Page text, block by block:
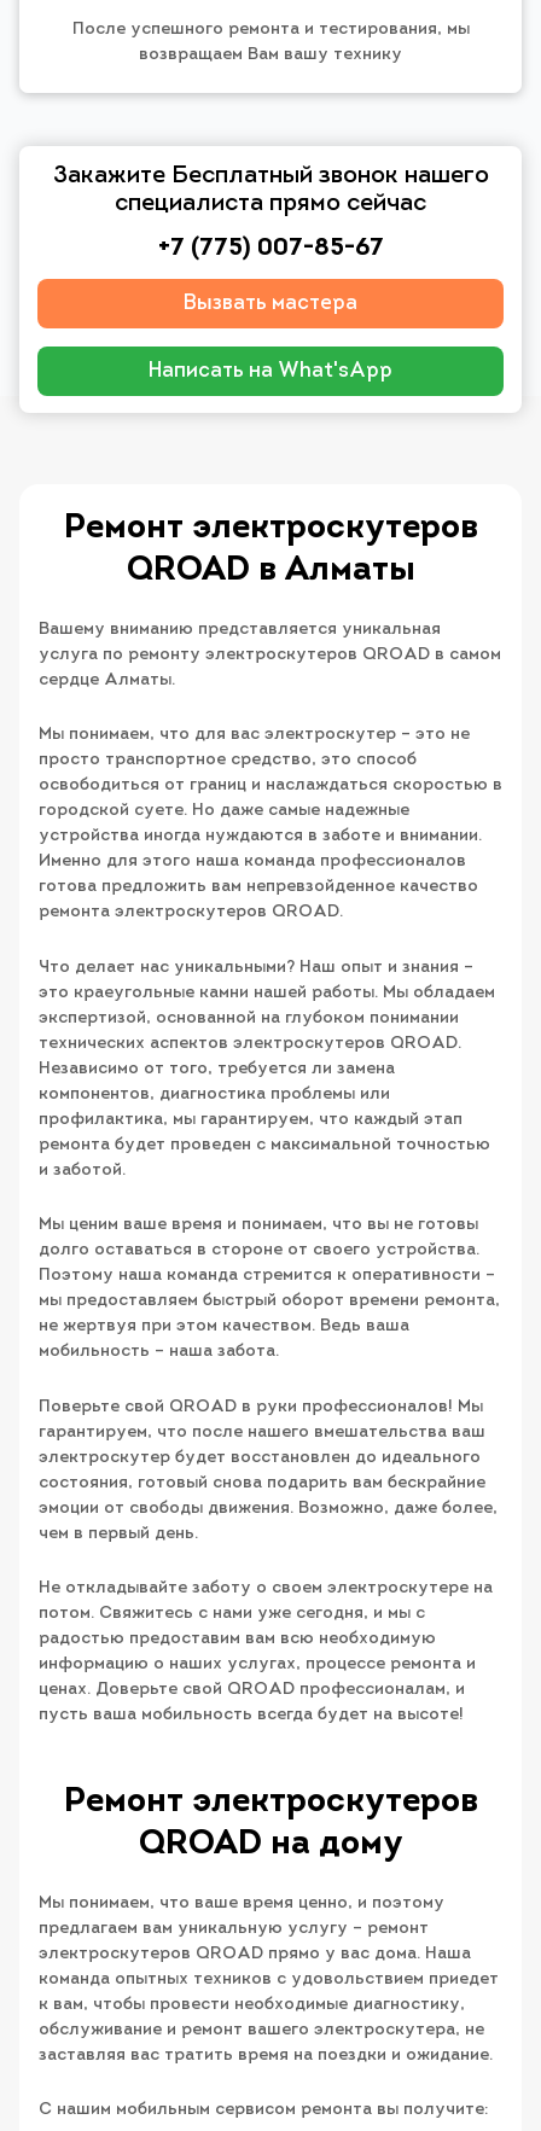
После успешного ремонта и тестирования, мы
возвращаем Вам вашу технику
Закажите Бесплатный звонок нашего
специалиста прямо сейчас
+7 (775) 007-85-67
Вызвать мастера
Написать на What'sApp
Ремонт электроскутеров
QROAD в Алматы
Вашему вниманию представляется уникальная
услуга по ремонту электроскутеров QROAD в самом
сердце Алматы.
Мы понимаем, что для вас электроскутер – это не
просто транспортное средство, это способ
освободиться от границ и наслаждаться скоростью в
городской суете. Но даже самые надежные
устройства иногда нуждаются в заботе и внимании.
Именно для этого наша команда профессионалов
готова предложить вам непревзойденное качество
ремонта электроскутеров QROAD.
Что делает нас уникальными? Наш опыт и знания –
это краеугольные камни нашей работы. Мы обладаем
экспертизой, основанной на глубоком понимании
технических аспектов электроскутеров QROAD.
Независимо от того, требуется ли замена
компонентов, диагностика проблемы или
профилактика, мы гарантируем, что каждый этап
ремонта будет проведен с максимальной точностью
и заботой.
Мы ценим ваше время и понимаем, что вы не готовы
долго оставаться в стороне от своего устройства.
Поэтому наша команда стремится к оперативности –
мы предоставляем быстрый оборот времени ремонта,
не жертвуя при этом качеством. Ведь ваша
мобильность – наша забота.
Поверьте свой QROAD в руки профессионалов! Мы
гарантируем, что после нашего вмешательства ваш
электроскутер будет восстановлен до идеального
состояния, готовый снова подарить вам бескрайние
эмоции от свободы движения. Возможно, даже более,
чем в первый день.
Не откладывайте заботу о своем электроскутере на
потом. Свяжитесь с нами уже сегодня, и мы с
радостью предоставим вам всю необходимую
информацию о наших услугах, процессе ремонта и
ценах. Доверьте свой QROAD профессионалам, и
пусть ваша мобильность всегда будет на высоте!
Ремонт электроскутеров
QROAD на дому
Мы понимаем, что ваше время ценно, и поэтому
предлагаем вам уникальную услугу – ремонт
электроскутеров QROAD прямо у вас дома. Наша
команда опытных техников с удовольствием приедет
к вам, чтобы провести необходимые диагностику,
обслуживание и ремонт вашего электроскутера, не
заставляя вас тратить время на поездки и ожидание.
С нашим мобильным сервисом ремонта вы получите: